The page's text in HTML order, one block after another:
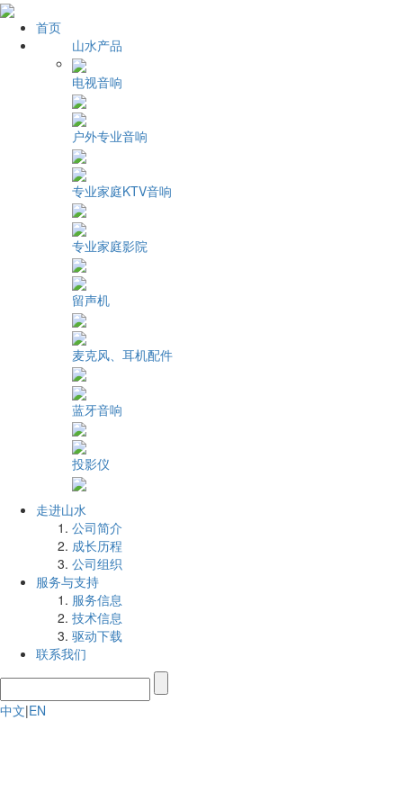
首页
山水产品
电视音响
户外专业音响
专业家庭KTV音响
专业家庭影院
留声机
麦克风、耳机配件
蓝牙音响
投影仪
走进山水
公司简介
成长历程
公司组织
服务与支持
服务信息
技术信息
驱动下载
联系我们
中文|EN